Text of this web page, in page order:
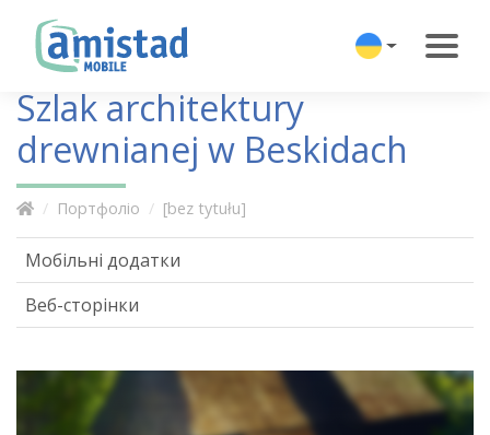
Szlak architektury
drewnianej w Beskidach
Портфоліо [bez tytułu]
Мобільні додатки
Веб-сторінки